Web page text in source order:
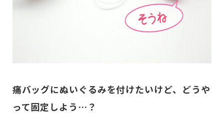
痛バッグにぬいぐるみを付けたいけど、どうや
って固定しよう…？